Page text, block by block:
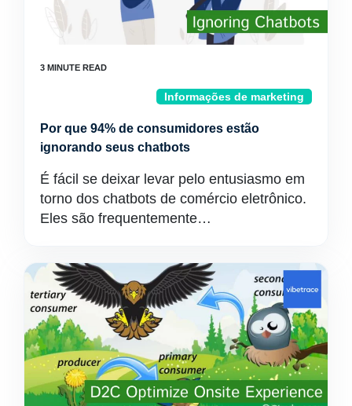
Informações de marketing
Por que 94% de consumidores estão
ignorando seus chatbots
É fácil se deixar levar pelo entusiasmo em
torno dos chatbots de comércio eletrônico.
Eles são frequentemente…